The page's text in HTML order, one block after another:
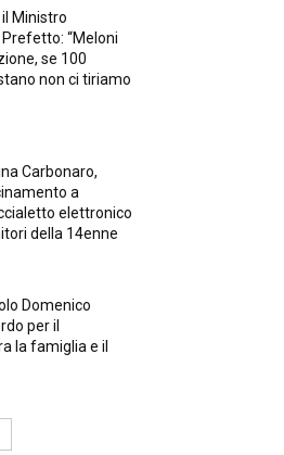
Ministro
“Meloni
se 100
non ci tiriamo
Carbonaro,
a
elettronico
della 14enne
Domenico
per il
la famiglia e il